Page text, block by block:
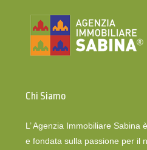
Chi Siamo
L’ Agenzia Immobiliare Sabina
e fondata sulla passione per il